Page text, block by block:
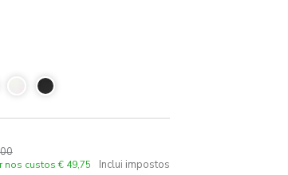
nos custos € 49,75 Inclui impostos